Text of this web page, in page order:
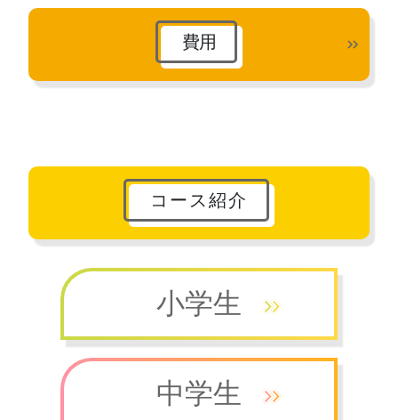
費用
コース紹介
小学生
中学生